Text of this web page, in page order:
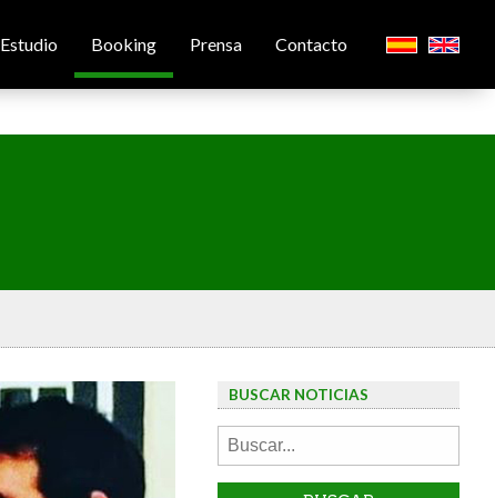
Estudio Booking Prensa Contacto
BUSCAR NOTICIAS